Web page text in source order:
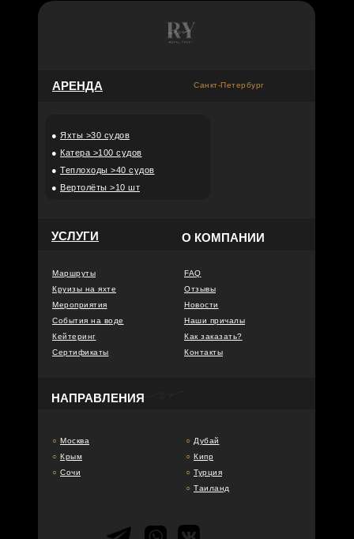
FAQ
Отзывы
Новости
Наши причалы
Как заказать?
Контакты
Маршруты
Круизы на яхте
Мероприятия
События на воде
Кейтеринг
Сертификаты
○ Москва
○ Крым
○ Сочи
○ Дубай
○ Кипр
○ Турция
○ Таиланд
АРЕНДА
НАПРАВЛЕНИЯ
О КОМПАНИИ
● Яхты >30 судов
● Катера >100 судов
● Теплоходы >40 судов
● Вертолёты >10 шт
Санкт-Петербург
УСЛУГИ